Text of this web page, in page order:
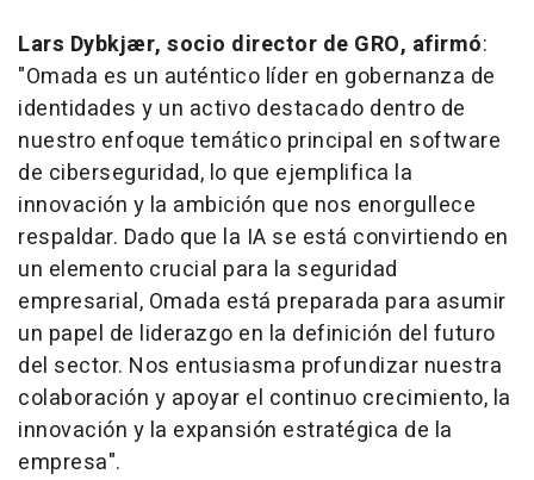
Lars Dybkjær, socio director de GRO, afirmó:
"Omada es un auténtico líder en gobernanza de
identidades y un activo destacado dentro de
nuestro enfoque temático principal en software
de ciberseguridad, lo que ejemplifica la
innovación y la ambición que nos enorgullece
respaldar. Dado que la IA se está convirtiendo en
un elemento crucial para la seguridad
empresarial, Omada está preparada para asumir
un papel de liderazgo en la definición del futuro
del sector. Nos entusiasma profundizar nuestra
colaboración y apoyar el continuo crecimiento, la
innovación y la expansión estratégica de la
empresa".